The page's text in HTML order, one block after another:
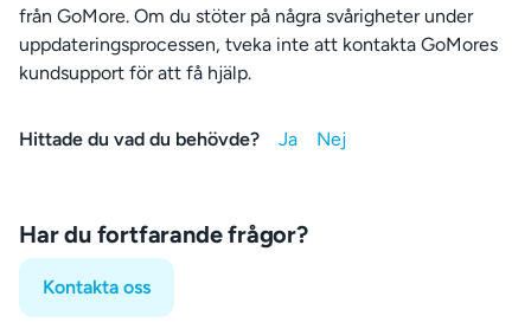
från GoMore. Om du stöter på några svårigheter under
uppdateringsprocessen, tveka inte att kontakta GoMores
kundsupport för att få hjälp.
Hittade du vad du behövde?
Har du fortfarande frågor?
Kontakta oss